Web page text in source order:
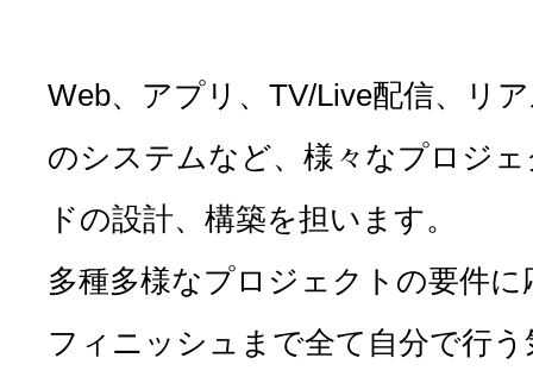
Web、アプリ、TV/Live配信、リ
のシステムなど、様々なプロジ
ドの設計、構築を担います。
多種多様なプロジェクトの要件
フィニッシュまで全て自分で行